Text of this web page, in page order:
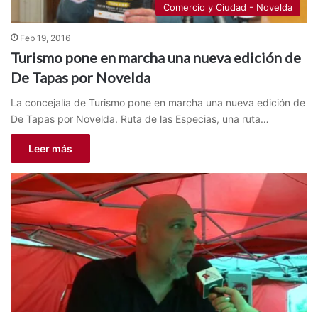
Comercio y Ciudad - Novelda
Feb 19, 2016
Turismo pone en marcha una nueva edición de
De Tapas por Novelda
La concejalía de Turismo pone en marcha una nueva edición de
De Tapas por Novelda. Ruta de las Especias, una ruta…
Leer más